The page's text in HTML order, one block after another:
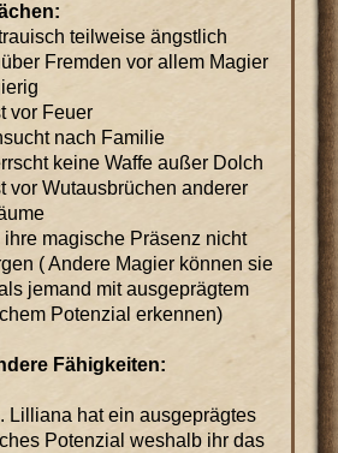
teilweise ängstlich
Fremden vor allem Magier
vor Feuer
nach Familie
keine Waffe außer Dolch
vor Wutausbrüchen anderer
ihre magische Präsenz nicht
( Andere Magier können sie
jemand mit ausgeprägtem
Potenzial erkennen)
Fähigkeiten:
Lilliana hat ein ausgeprägtes
Potenzial weshalb ihr das